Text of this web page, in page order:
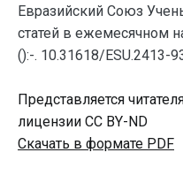
Евразийский Союз
статей в ежемесячном
():-. 10.31618/ESU.2413-
Представляется
лицензии CC BY-ND
Скачать в формате PDF